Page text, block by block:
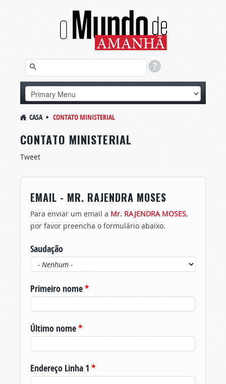
CASA CONTATO MINISTERIAL
CONTATO MINISTERIAL
Tweet
EMAIL - MR. RAJENDRA MOSES
Para enviar um email a Mr. RAJENDRA MOSES,
por favor preencha o formulário abaixo.
Saudação
Primeiro nome*
Último nome*
Endereço Linha 1 *